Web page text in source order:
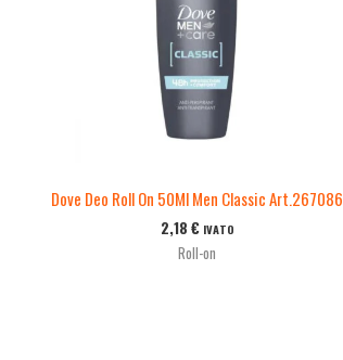
Dove Deo Roll On 50Ml Men Classic Art.267086
2,18 € IVATO
Roll-on